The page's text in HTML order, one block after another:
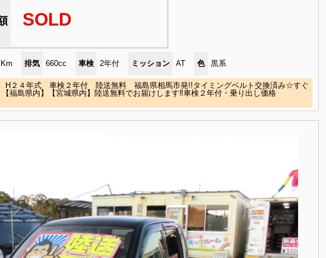
SOLD
排気 660cc 車検 2年付 ミッション AT 色 黒系
４年式 車検２年付 陸送無料 福島県相馬市発!!タイミングベルト交換済み☆すぐ
福島県内】【宮城県内】陸送無料でお届けします‼車検２年付・乗り出し価格